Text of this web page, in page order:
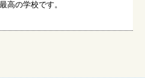
高の学校です。